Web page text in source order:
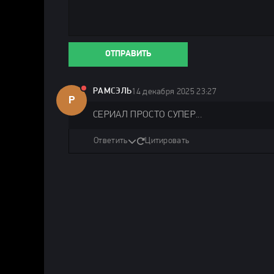
ОТПРАВИТЬ
Р
РАМСЭЛЬ14 декабря 2025 23:27
СЕРИАЛ ПРОСТО СУПЕР...
Ответить Цитировать